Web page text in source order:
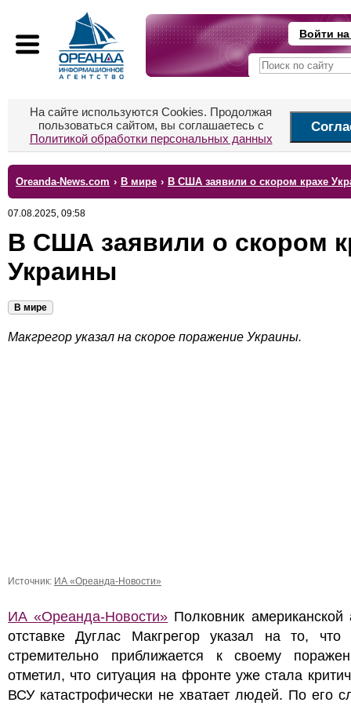
Войти
На сайте используются Cookies. Продолжая
пользоваться сайтом, вы соглашаетесь с
Политикой обработки персональных данных
Oreanda-News.com › В мире › В США заявили о скором крахе
07.08.2025, 09:58
В США заявили о скором
Украины
В мире
Макгрегор указал на скорое поражение Украины.
Источник: ИА «Ореанда-Новости»
ИА «Ореанда-Новости» Полковник
отставке Дуглас Макгрегор указал на то, что
стремительно приближается к своему
отметил, что ситуация на фронте уже стала
ВСУ катастрофически не хватает людей. По его